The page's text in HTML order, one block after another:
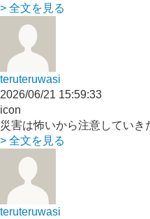
> 全文を見る
teruteruwasi
2026/06/21 15:59:33
icon
災害は怖いから注意していき
> 全文を見る
teruteruwasi